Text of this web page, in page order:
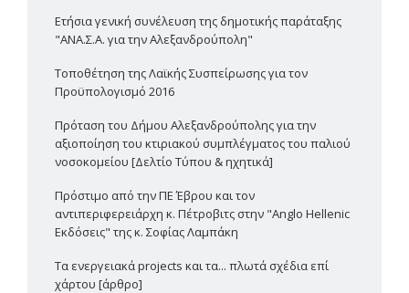
Ετήσια γενική συνέλευση της δημοτικής παράταξης
"ΑΝΑ.Σ.Α. για την Αλεξανδρούπολη"
Τοποθέτηση της Λαϊκής Συσπείρωσης για τον
Προϋπολογισμό 2016
Πρόταση του Δήμου Αλεξανδρούπολης για την
αξιοποίηση του κτιριακού συμπλέγματος του παλιού
νοσοκομείου [Δελτίο Τύπου & ηχητικά]
Πρόστιμο από την ΠΕ Έβρου και τον
αντιπεριφερειάρχη κ. Πέτροβιτς στην "Anglo Hellenic
Εκδόσεις" της κ. Σοφίας Λαμπάκη
Τα ενεργειακά projects και τα... πλωτά σχέδια επί
χάρτου [άρθρο]